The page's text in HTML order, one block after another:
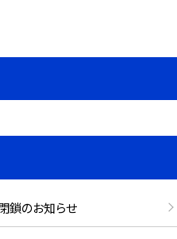
鎖のお知らせ